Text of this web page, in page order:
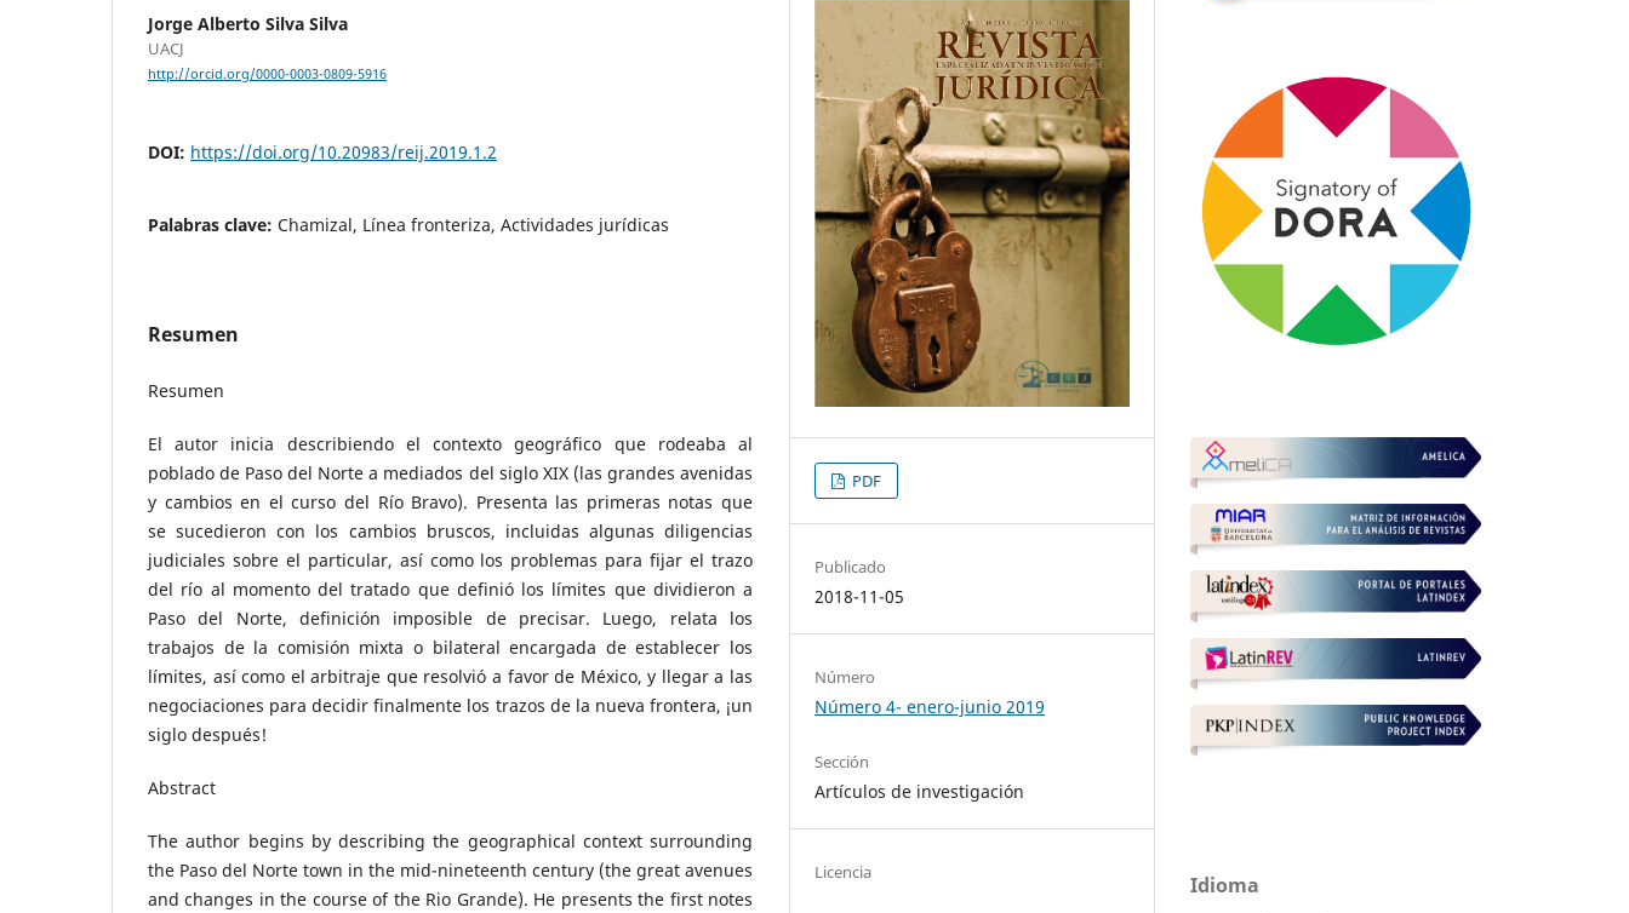
Jorge Alberto Silva Silva
UACJ
http://orcid.org/0000-0003-0809-5916
DOI: https://doi.org/10.20983/reij.2019.1.2
Palabras clave: Chamizal, Línea fronteriza, Actividades jurídicas
Resumen
Resumen
El autor inicia describiendo el contexto geográfico que rodeaba al
poblado de Paso del Norte a mediados del siglo XIX (las grandes avenidas
y cambios en el curso del Río Bravo). Presenta las primeras notas que
se sucedieron con los cambios bruscos, incluidas algunas diligencias
judiciales sobre el particular, así como los problemas para fijar el trazo
del río al momento del tratado que definió los límites que dividieron a
Paso del Norte, definición imposible de precisar. Luego, relata los
trabajos de la comisión mixta o bilateral encargada de establecer los
límites, así como el arbitraje que resolvió a favor de México, y llegar a las
negociaciones para decidir finalmente los trazos de la nueva frontera, ¡un
siglo después!
Abstract
The author begins by describing the geographical context surrounding
the Paso del Norte town in the mid-nineteenth century (the great avenues
and changes in the course of the Rio Grande). He presents the first notes
PDF
Publicado
2018-11-05
Número
Número 4- enero-junio 2019
Sección
Artículos de investigación
Licencia
Idioma